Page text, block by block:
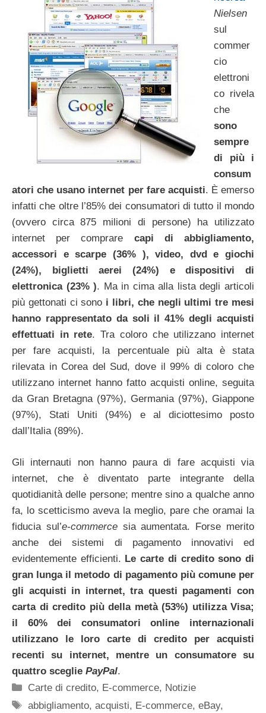
Nielsen
sul
commer
cio
elettroni
co rivela
che
sono
sempre
di più i
consum
atori che usano internet per fare acquisti. È emerso
infatti che oltre l’85% dei consumatori di tutto il mondo
(ovvero circa 875 milioni di persone) ha utilizzato
internet per comprare capi di abbigliamento,
accessori e scarpe (36% ), video, dvd e giochi
(24%), biglietti aerei (24%) e dispositivi di
elettronica (23% ). Ma in cima alla lista degli articoli
più gettonati ci sono i libri, che negli ultimi tre mesi
hanno rappresentato da soli il 41% degli acquisti
effettuati in rete. Tra coloro che utilizzano internet
per fare acquisti, la percentuale più alta è stata
rilevata in Corea del Sud, dove il 99% di coloro che
utilizzano internet hanno fatto acquisti online, seguita
da Gran Bretagna (97%), Germania (97%), Giappone
(97%), Stati Uniti (94%) e al diciottesimo posto
dall’Italia (89%).
Gli internauti non hanno paura di fare acquisti via
internet, che è diventato parte integrante della
quotidianità delle persone; mentre sino a qualche anno
fa, lo scetticismo aveva la meglio, pare che oramai la
fiducia sul’e-commercesia aumentata. Forse merito
anche dei sistemi di pagamento innovativi ed
evidentemente efficienti. Le carte di credito sono di
gran lunga il metodo di pagamento più comune per
gli acquisti in internet, tra questi pagamenti con
carta di credito più della metà (53%) utilizza Visa;
il 60% dei consumatori online internazionali
utilizzano le loro carte di credito per acquisti
recenti su internet, mentre un consumatore su
quattro sceglie PayPal.
Categorie
Carte di credito, E-commerce, Notizie
Tag
abbigliamento,acquisti, E-commerce,eBay,